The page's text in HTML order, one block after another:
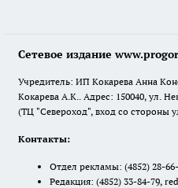
Сетевое издание
Учредитель: ИП Кокарева Анна
Кокарева А.К.. Адрес: 150040, ул.
(ТЦ "Североход", вход со стороны
Контакты:
Отдел рекламы: (4852) 28-
Редакция: (4852) 33-84-79,